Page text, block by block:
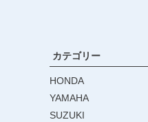
カテゴリー
HONDA
YAMAHA
SUZUKI